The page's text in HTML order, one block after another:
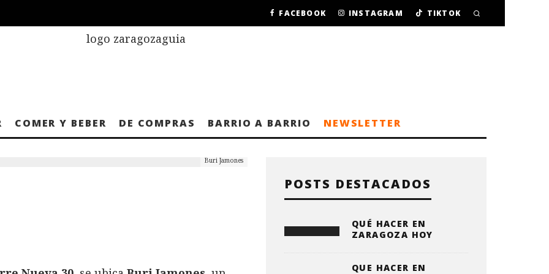
FACEBOOK INSTAGRAM TIKTOK
COMER Y BEBER DE COMPRAS BARRIO A BARRIO NEWSLETTER
Buri Jamones
POSTS DESTACADOS
QUÉ HACER EN
ZARAGOZA HOY
QUE HACER EN